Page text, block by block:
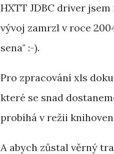
HXTT JDBC driver
vývoj zamrzl v roce
sena" :-).
Pro zpracování xls
které se snad
probíhá v režii
A abych zůstal věrný